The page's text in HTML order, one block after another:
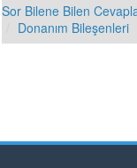
Sor Bilene Bilen
Donanım Bileşenleri